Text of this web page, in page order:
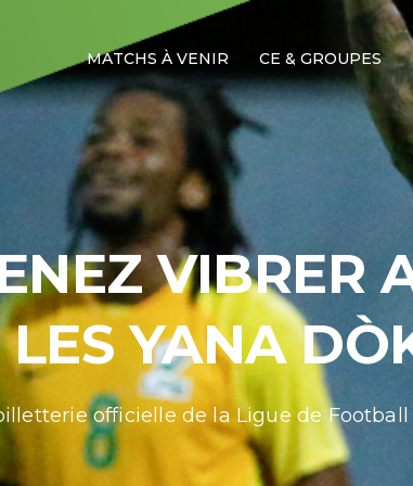
MATCHS À VENIR CE & GROUPES
VIBRER
LES YANA
officielle de la Ligue de Football